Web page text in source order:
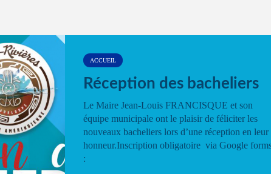
ACCUEIL
Réception des bacheliers
Le Maire Jean-Louis FRANCISQUE et son
équipe municipale ont le plaisir de féliciter les
nouveaux bacheliers lors d’une réception en leur
honneur.Inscription obligatoire via Google
: